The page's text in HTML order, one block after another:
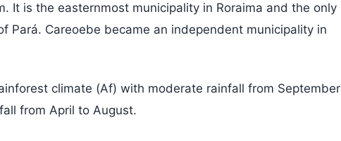
It is the easternmost municipality in Roraima and the only
Pará. Careoebe became an independent municipality in
climate (Af) with moderate rainfall from September
from April to August.